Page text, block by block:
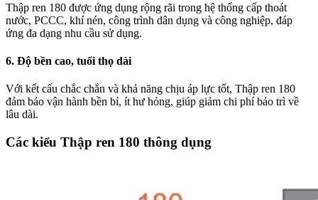
Thập ren 180 được ứng dụng rộng rãi trong hệ thống cấp thoát
nước, PCCC, khí nén, công trình dân dụng và công nghiệp, đáp
ứng đa dạng nhu cầu sử dụng.
6. Độ bền cao, tuổi thọ dài
Với kết cấu chắc chắn và khả năng chịu áp lực tốt, Thập ren 180
đảm bảo vận hành bền bỉ, ít hư hỏng, giúp giảm chi phí bảo trì về
lâu dài.
Các kiểu Thập ren 180 thông dụng